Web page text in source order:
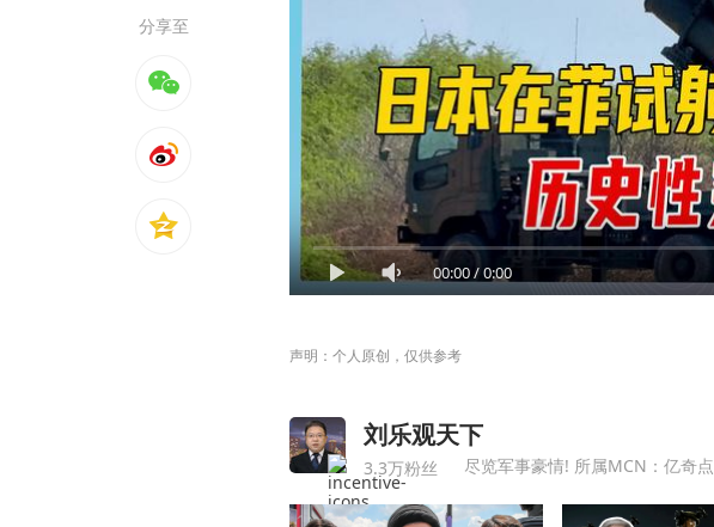
分享至
00:00/0:00
声明：个人原创，仅供参考
刘乐观天下
3.3万粉丝 尽览军事豪情! 所属MCN：亿奇点